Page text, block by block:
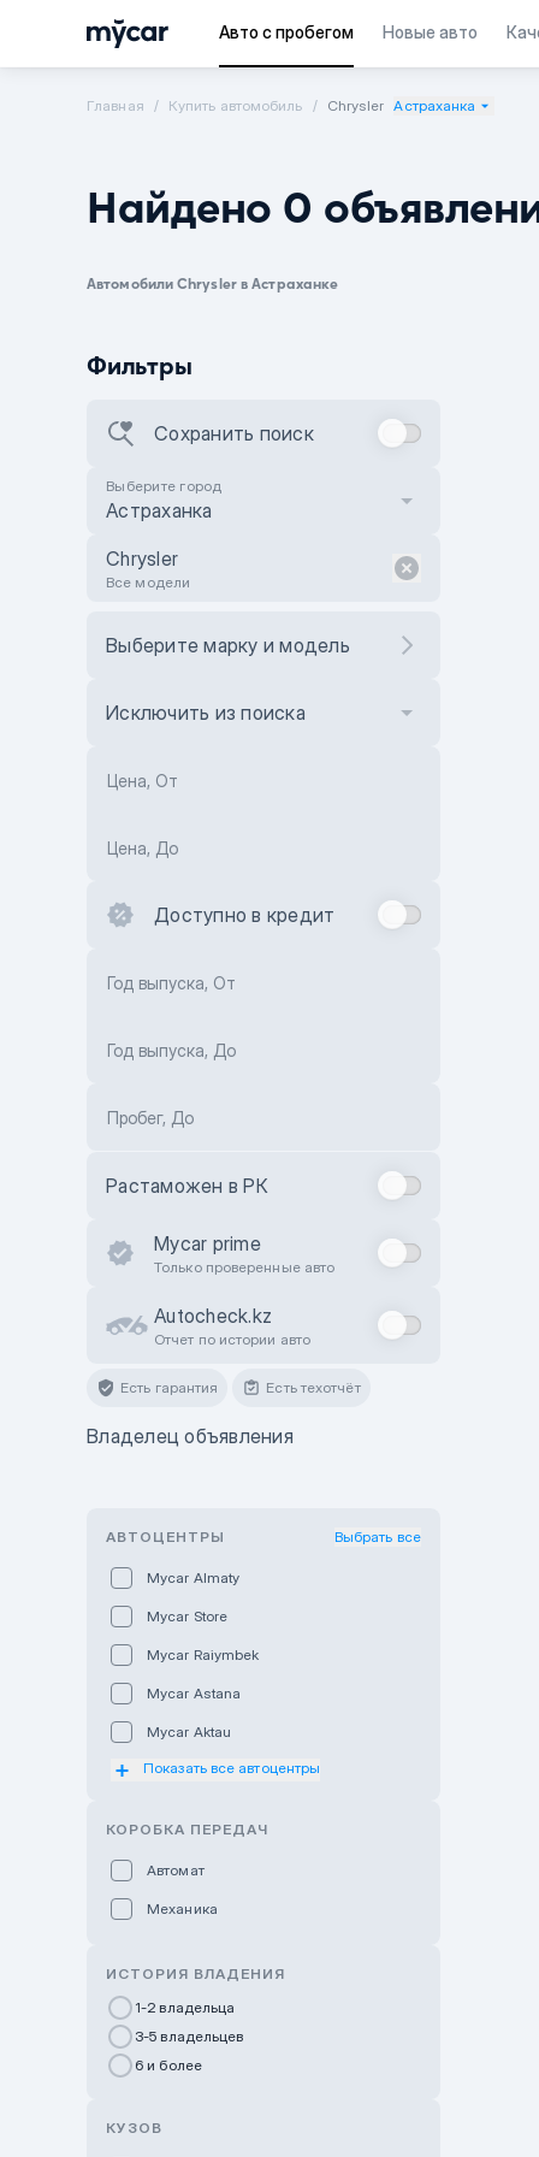
Авто с пробегом Новые авто
Главная Купить автомобиль Chrysler Астраханка
Найдено 0
Автомобили Chrysler в Астраханке
Фильтры
Сохранить поиск
Выберите город
Астраханка
Chrysler
Все модели
Выберите марку и модель
Исключить из поиска
Цена, От
Цена, До
Доступно в кредит
Год выпуска, От
Год выпуска, До
Пробег, До
Растаможен в РК
Mycar prime
Только проверенные авто
Autocheck.kz
Отчет по истории авто
Есть гарантия Есть техотчёт
Владелец объявления
АВТОЦЕНТРЫ Выбрать все
Mycar Almaty
Mycar Store
Mycar Raiymbek
Mycar Astana
Mycar Aktau
Mycar Uralsk
GWM Nurly Zhol
Chery Astana
Показать все автоцентры
КОРОБКА ПЕРЕДАЧ
Автомат
Механика
ИСТОРИЯ ВЛАДЕНИЯ
1-2 владельца
3-5 владельцев
6 и более
КУЗОВ